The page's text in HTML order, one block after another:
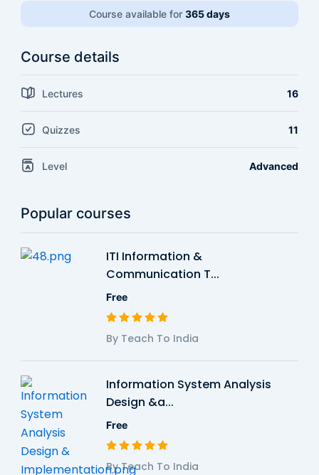
Course available for 365 days
Course details
Lectures 16
Quizzes 11
Level Advanced
Popular courses
ITI Information &
Communication T...
Free
By Teach To India
Information System Analysis
Design &a...
Free
By Teach To India